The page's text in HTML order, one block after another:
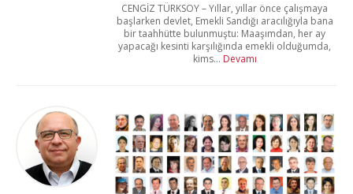
CENGİZ TÜRKSOY – Yıllar, yıllar önce çalışmaya
başlarken devlet, Emekli Sandığı aracılığıyla bana
bir taahhütte bulunmuştu: Maaşımdan, her ay
yapacağı kesinti karşılığında emekli olduğumda,
kims... Devamı